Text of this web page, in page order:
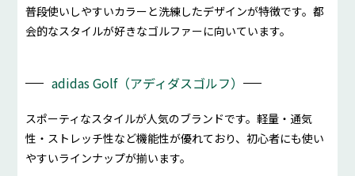
普段使いしやすいカラーと洗練したデザインが特徴です。都
会的なスタイルが好きなゴルファーに向いています。
adidas Golf（アディダスゴルフ）
スポーティなスタイルが人気のブランドです。軽量・通気
性・ストレッチ性など機能性が優れており、初心者にも使い
やすいラインナップが揃います。